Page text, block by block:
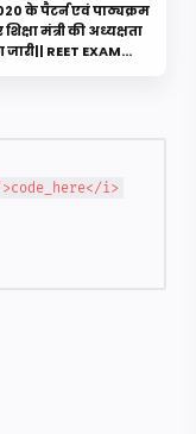
के पैटर्न एवं पाठ्यक्रम
मंत्री की अध्यक्षता
REET EXAM
i>